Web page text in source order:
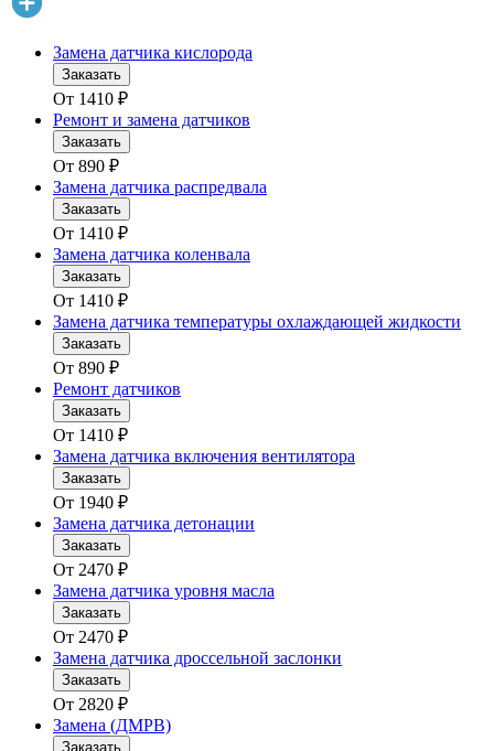
Замена датчика кислорода
Заказать
От 1410 ₽
Ремонт и замена датчиков
Заказать
От 890 ₽
Замена датчика распредвала
Заказать
От 1410 ₽
Замена датчика коленвала
Заказать
От 1410 ₽
Замена датчика температуры охлаждающей жидкости
Заказать
От 890 ₽
Ремонт датчиков
Заказать
От 1410 ₽
Замена датчика включения вентилятора
Заказать
От 1940 ₽
Замена датчика детонации
Заказать
От 2470 ₽
Замена датчика уровня масла
Заказать
От 2470 ₽
Замена датчика дроссельной заслонки
Заказать
От 2820 ₽
Замена (ДМРВ)
Заказать